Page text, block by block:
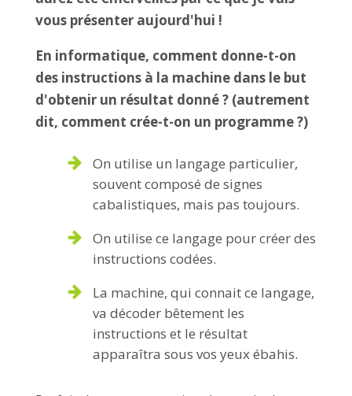
vous présenter aujourd'hui !
En informatique, comment donne-t-on
des instructions à la machine dans le but
d'obtenir un résultat donné ? (autrement
dit, comment crée-t-on un programme ?)
On utilise un langage particulier,
souvent composé de signes
cabalistiques, mais pas toujours.
On utilise ce langage pour créer des
instructions codées.
La machine, qui connait ce langage,
va décoder bêtement les
instructions et le résultat
apparaîtra sous vos yeux ébahis.